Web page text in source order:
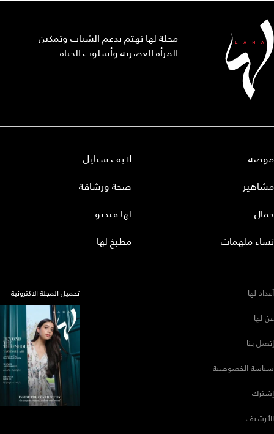
مجلة لها تهتم بدعم الشباب وتمكين
المرأة العصرية وأسلوب الحياة.
موضة
مشاهير
جمال
نساء ملهمات
لايف ستايل
صحة ورشاقة
لها فيديو
مطبخ لها
أعداد لها
عن لها
إتصل بنا
سياسة الخصوصية
إشترك
الأرشيف
تحميل المجلة الاكترونية